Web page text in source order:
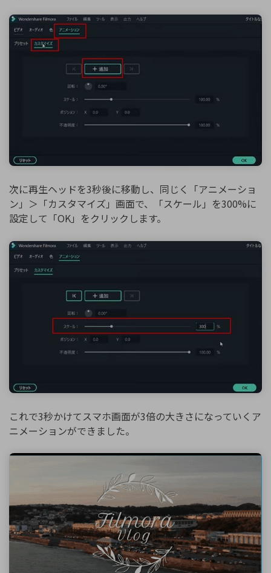
次に再生ヘッドを3秒後に移動し、同じく「アニメーショ
ン」＞「カスタマイズ」画面で、「スケール」を300%に
設定して「OK」をクリックします。
これで3秒かけてスマホ画面が3倍の大きさになっていくア
ニメーションができました。